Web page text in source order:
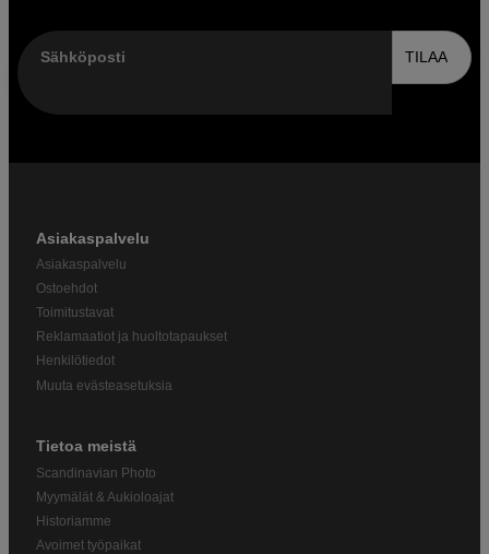
Sähköposti TILAA
Asiakaspalvelu
Asiakaspalvelu
Ostoehdot
Toimitustavat
Reklamaatiot ja huoltotapaukset
Henkilötiedot
Muuta evästeasetuksia
Tietoa meistä
Scandinavian Photo
Myymälät & Aukioloajat
Historiamme
Avoimet työpaikat